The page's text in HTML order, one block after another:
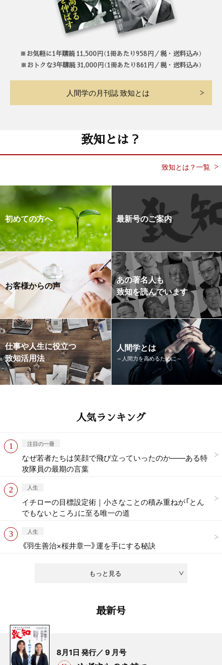
※お気軽に1年購読 11,500円（1冊あたり958円／税・送料込み）
※おトクな3年購読 31,000円（1冊あたり861円／税・送料込み）
人間学の月刊誌 致知とは
致知とは？
致知とは？一覧
初めての方へ 最新号のご案内
お客様からの声
あの著名人も
致知を読んでいます
仕事や人生に役立つ
致知活用法
人間学とは
～人間力を高めるために～
人気ランキング
もっと見る
注目の一冊
なぜ若者たちは笑顔で飛び立っていったのか——ある特
攻隊員の最期の言葉
人生
イチローの目標設定術｜小さなことの積み重ねが「とん
でもないところ」に至る唯一の道
人生
《羽生善治×桜井章一》運を手にする秘訣
最新号
8月1日 発行／ 9 月号